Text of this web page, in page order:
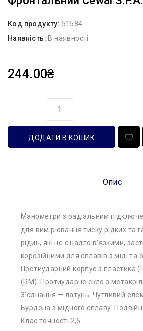
Код продукту: 51584
Наявність: В наявності
244.00₴
ДОДАТИ В КОШИК
Опис
Манометри з радіальним
для вимірювання тиску рідких та
рідин, які не є надто в'язкими,
корозійними для сплавів з міді та
Протиударний корпус з пластика
(RM). Протиударне скло з
З'єднання — латунь. Чутливий
Бурдона з мідного сплаву.
Клас точності 2,5.